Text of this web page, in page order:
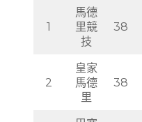
1
馬德
里競
技
38
2
皇家
馬德
里
38